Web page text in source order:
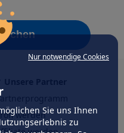
Nur notwendige Cookies
Sie uns Ihnen
zu
werden